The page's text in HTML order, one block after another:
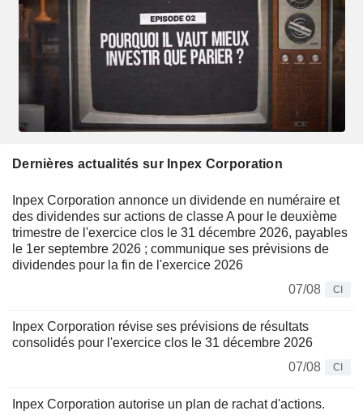
Dernières actualités sur Inpex Corporation
Inpex Corporation annonce un dividende en numéraire et
des dividendes sur actions de classe A pour le deuxième
trimestre de l'exercice clos le 31 décembre 2026, payables
le 1er septembre 2026 ; communique ses prévisions de
dividendes pour la fin de l'exercice 2026
07/08
CI
Inpex Corporation révise ses prévisions de résultats
consolidés pour l'exercice clos le 31 décembre 2026
07/08
CI
Inpex Corporation autorise un plan de rachat d'actions.